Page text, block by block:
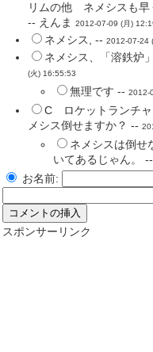
リムの他 ネメシスも早
-- えんま
2012-07-09 (月)
ネメシス, -- 2012-07-24
ネメシス、「溶鉄炉
(火) 16:55:53
無理です -- 2012-
C ロケットランチャ
メシス倒せますか？ --
ネメシスは倒せ
いてあるじゃん。 --
お名前:
スポンサーリンク